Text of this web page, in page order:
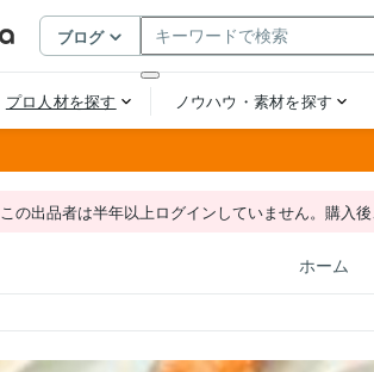
この出品者は半年以上ログインしていません。購入
ホーム